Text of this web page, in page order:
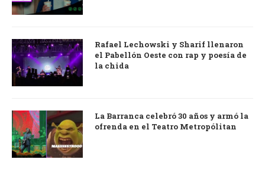
Rafael Lechowski y Sharif llenaron
el Pabellón Oeste con rap y poesía de
la chida
La Barranca celebró 30 años y armó la
ofrenda en el Teatro Metropólitan